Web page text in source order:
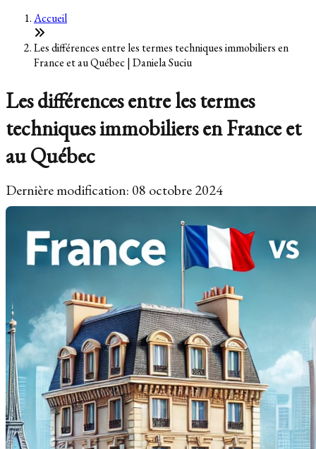
Accueil
Les différences entre les termes techniques immobiliers en
France et au Québec | Daniela Suciu
Les différences entre les termes
techniques immobiliers en France et
au Québec
Dernière modification: 08 octobre 2024